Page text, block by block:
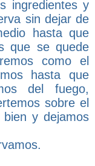
ingredientes y
sin dejar de
hasta que
que se quede
como el
hasta que
del fuego,
sobre el
y dejamos